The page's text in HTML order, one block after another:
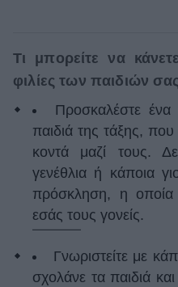
Τι μπορείτε να
φιλίες των παιδιών σας
Προσκαλέστε
παιδιά της τάξης, που
κοντά μαζί τους.
γενέθλια ή κάποια
πρόσκληση, η οποία
εσάς τους γονείς.
Γνωριστείτε με
σχολάνε τα παιδιά